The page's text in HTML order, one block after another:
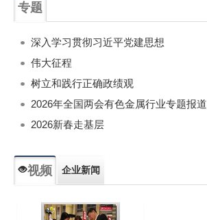
专题
深入学习贯彻习近平党建思想
伟大征程
树立和践行正确政绩观
2026年全国两会有色金属行业专题报道
2026新春走基层
视频 企业新闻